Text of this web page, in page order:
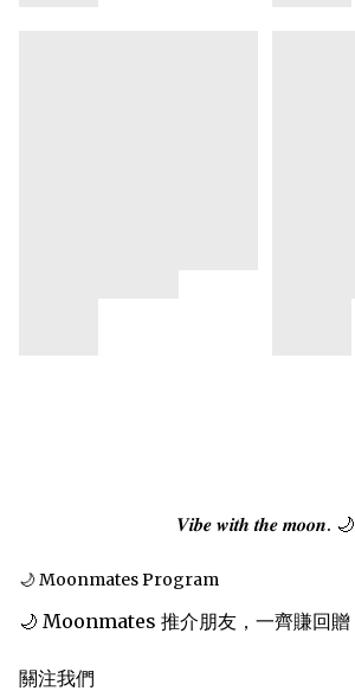
𝑽𝒊𝒃𝒆 𝒘𝒊𝒕𝒉 𝒕𝒉𝒆 𝒎𝒐𝒐𝒏. 🌙
🌙 Moonmates Program
🌙 Moonmates 推介朋友，一齊賺回贈
關注我們